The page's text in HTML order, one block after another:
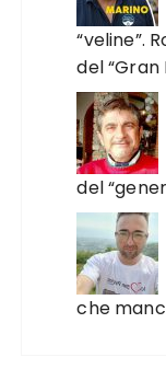
“veline”.
del
del
che